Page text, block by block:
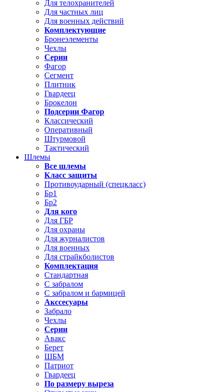
Для телохранителей
Для частных лиц
Для военных действий
Комплектующие
Бронеэлементы
Чехлы
Серии
Фагор
Сегмент
Плитник
Гвардеец
Брокелон
Подсерии Фагор
Классический
Оперативный
Штурмовой
Тактический
Шлемы
Все шлемы
Класс защиты
Противоударный (спецкласс)
Бр1
Бр2
Для кого
Для ГБР
Для охраны
Для журналистов
Для военных
Для страйкболистов
Комплектация
Стандартная
С забралом
С забралом и бармицей
Акссесуары
Забрало
Чехлы
Серии
Авакс
Берет
ШБМ
Патриот
Гвардеец
По размеру выреза